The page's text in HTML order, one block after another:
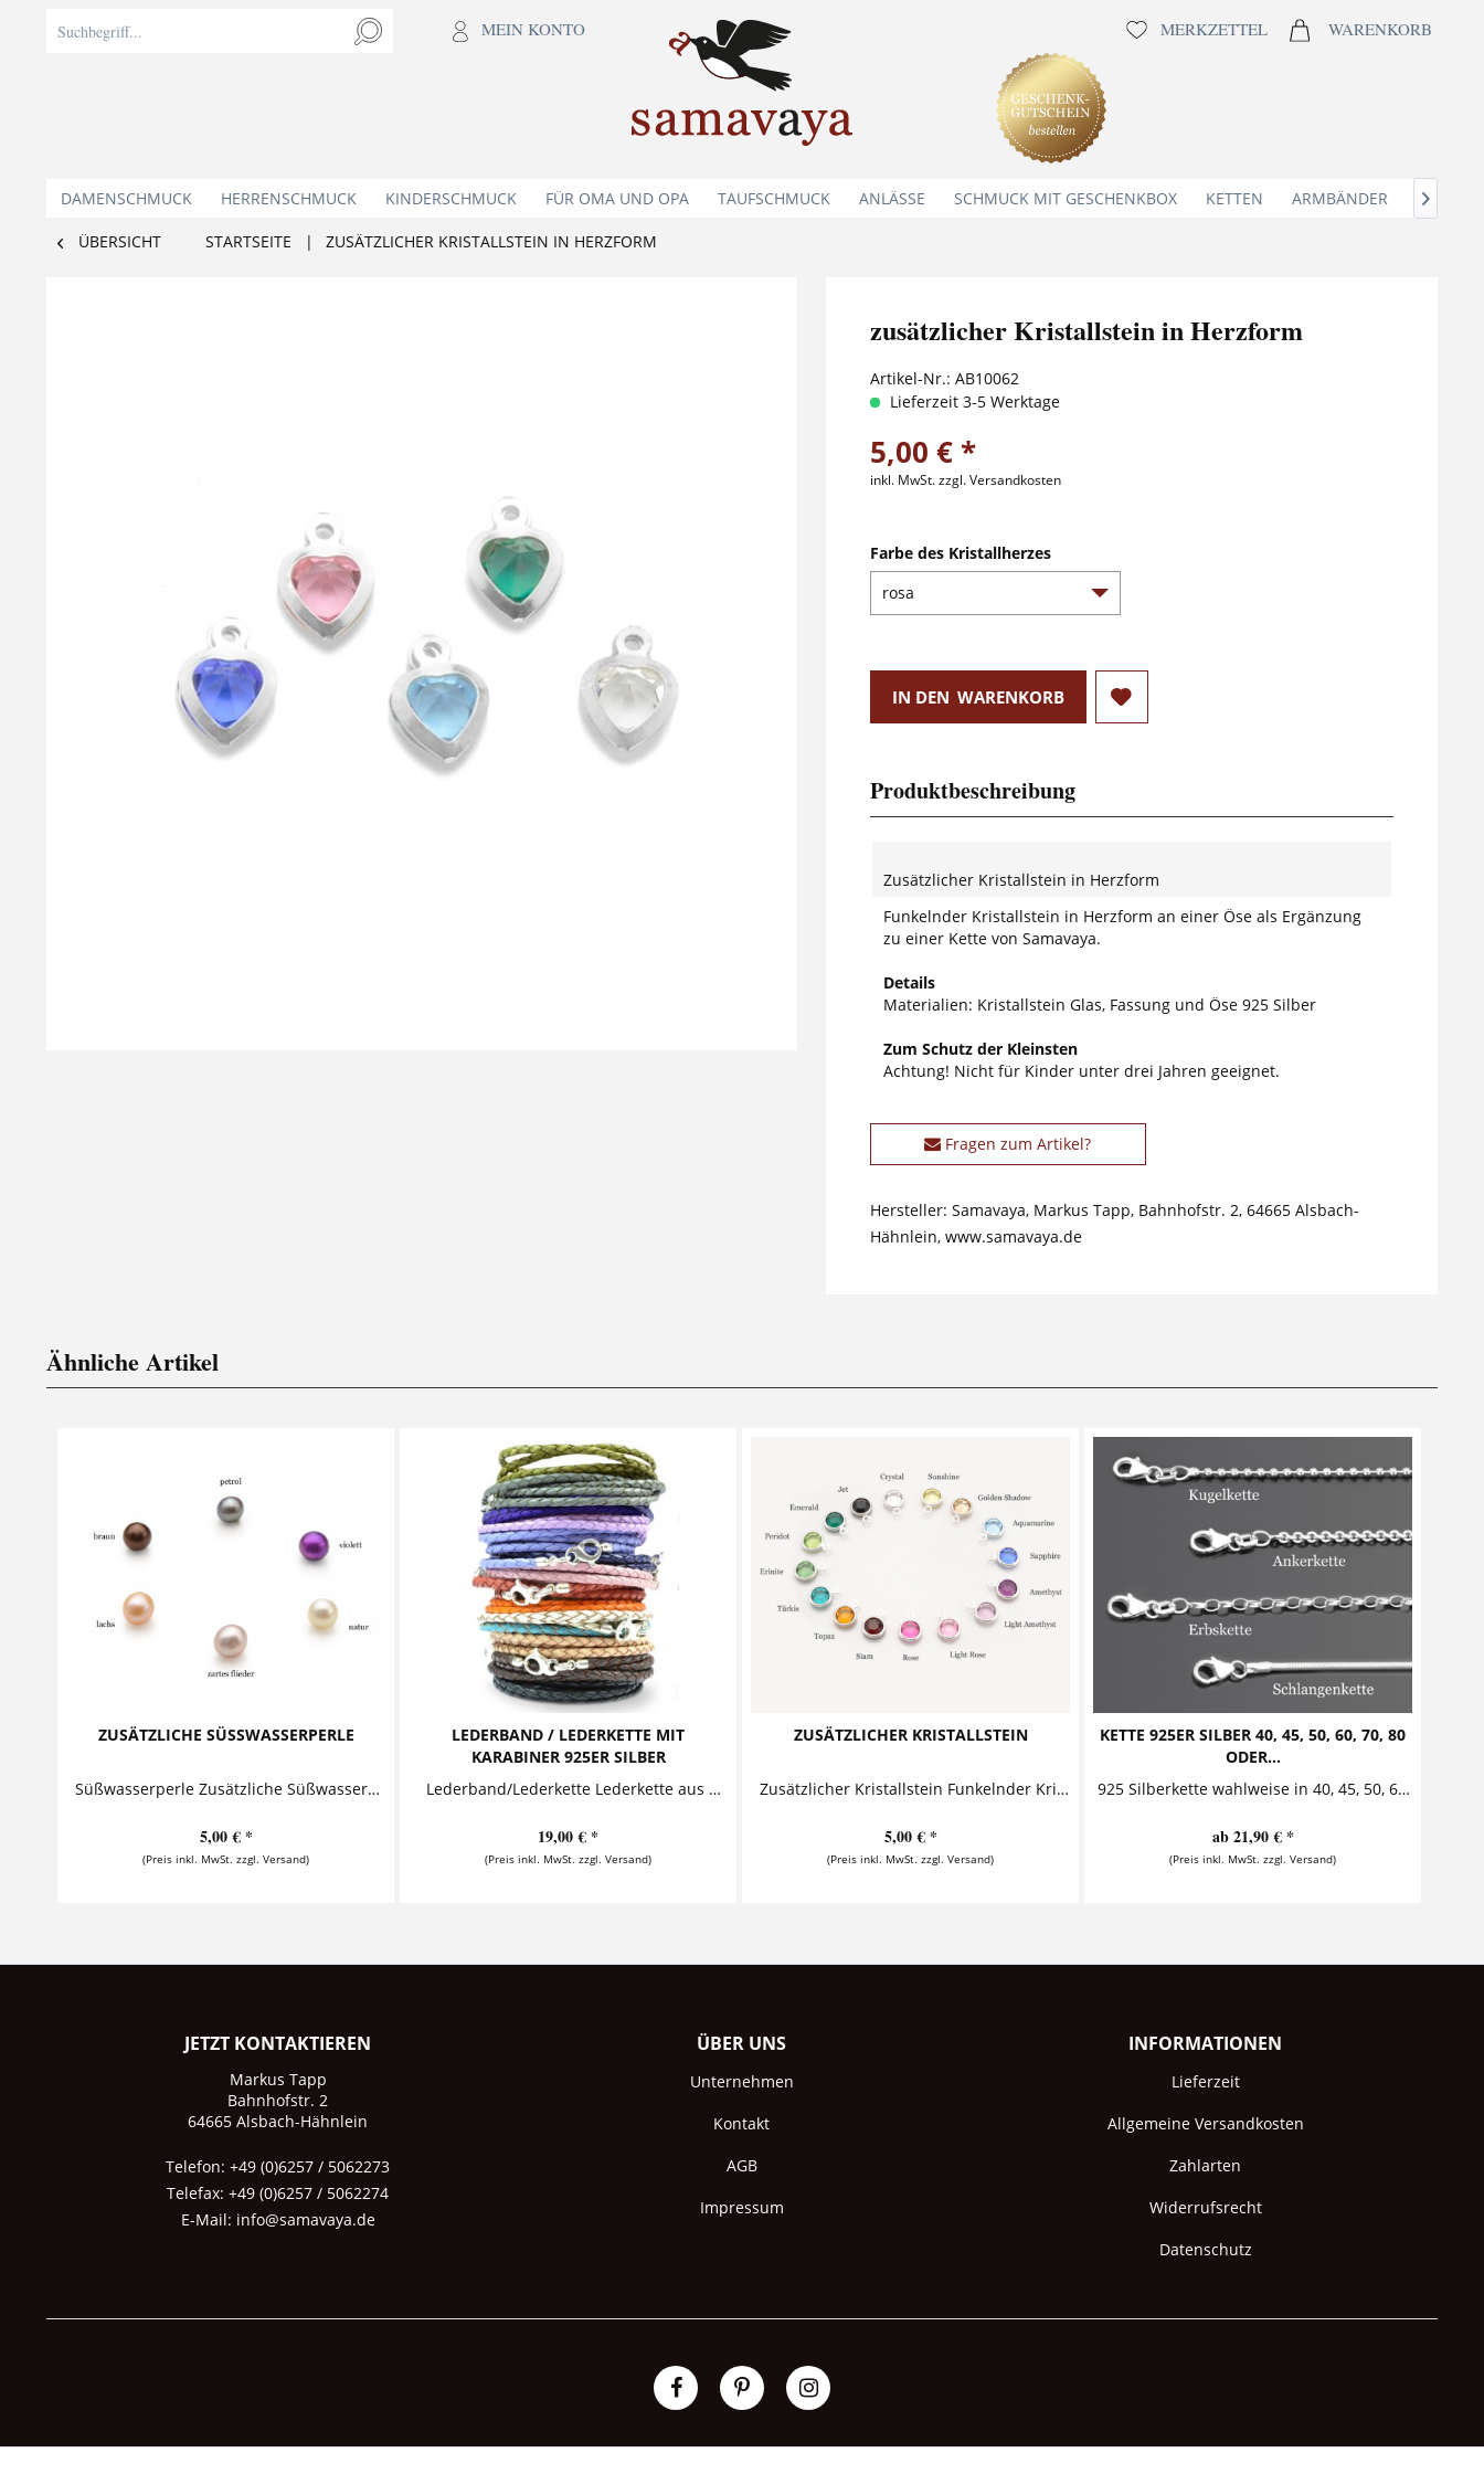
MEIN KONTO MERKZETTEL WARENKORB
DAMENSCHMUCK HERRENSCHMUCK KINDERSCHMUCK FÜR OMA UND OPA TAUFSCHMUCK ANLÄSSE SCHMUCK MIT GESCHENKBOX KETTEN ARMBÄNDER 
ÜBERSICHT STARTSEITE | ZUSÄTZLICHER KRISTALLSTEIN IN HERZFORM
zusätzlicher Kristallstein in Herzform
Artikel-Nr.: AB10062
Lieferzeit 3-5 Werktage
5,00 € *
inkl. MwSt.zzgl. Versandkosten
Farbe des Kristallherzes
IN DEN WARENKORB
Produktbeschreibung
Zusätzlicher Kristallstein in Herzform
Funkelnder Kristallstein in Herzform an einer Öse als Ergänzung
zu einer Kette von Samavaya.
Details
Materialien: Kristallstein Glas, Fassung und Öse 925 Silber
Zum Schutz der Kleinsten
Achtung! Nicht für Kinder unter drei Jahren geeignet.
Fragen zum Artikel?
Hersteller: Samavaya, Markus Tapp, Bahnhofstr. 2, 64665 Alsbach-
Hähnlein, www.samavaya.de
Ähnliche Artikel
ZUSÄTZLICHE SÜSSWASSERPERLE
Süßwasserperle Zusätzliche Süßwasserperle an einer Öse als Ergänzung zu einer Kette von Samavaya. Details Farbe der Süßwasserperle:...
5,00 € *
(Preis inkl. MwSt. zzgl. Versand)
LEDERBAND / LEDERKETTE MIT
KARABINER 925ER SILBER
Lederband/Lederkette Lederkette aus dreifach geflochtenem Leder mit einem hochwertigen Karabinerverschluss aus 925er Silber. Details Materialien: 925 Sterling Silber, dreifach...
19,00 € *
(Preis inkl. MwSt. zzgl. Versand)
ZUSÄTZLICHER KRISTALLSTEIN
Zusätzlicher Kristallstein Funkelnder Kristallstein an einer Öse als Ergänzung zu einer Kette von Samavaya. Details Materialien:...
5,00 € *
(Preis inkl. MwSt. zzgl. Versand)
KETTE 925ER SILBER 40, 45, 50, 60, 70, 80
ODER...
925 Silberkette wahlweise in 40, 45, 50, 60, 70, 80 oder 90cm Kugel-, Anker-, Erbs- oder Schlangenkette aus 925er Sterling Silber jeweils erhältlich in den Längen 40cm, 45cm, 50cm,...
ab 21,90 € *
(Preis inkl. MwSt. zzgl. Versand)
JETZT KONTAKTIEREN
Markus Tapp
Bahnhofstr. 2
64665 Alsbach-Hähnlein
Telefon: +49 (0)6257 / 5062273
Telefax: +49 (0)6257 / 5062274
E-Mail: info@samavaya.de
ÜBER UNS
Unternehmen
Kontakt
AGB
Impressum
INFORMATIONEN
Lieferzeit
Allgemeine Versandkosten
Zahlarten
Widerrufsrecht
Datenschutz